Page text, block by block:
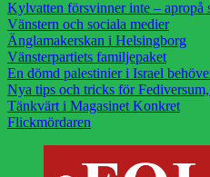
Kylvatten försvinner inte – apropå
Vänstern och sociala medier
Änglamakerskan i Helsingborg
Vänsterpartiets familjepaket
En dömd palestinier i Israel
Nya tips och tricks för
Tänkvärt i Magasinet Konkret
Flickmördaren